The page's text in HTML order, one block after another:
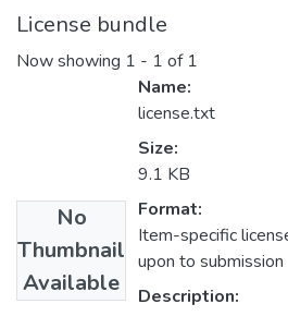
License bundle
Now showing 1 - 1 of 1
No
Thumbnail
Available
Name:
license.txt
Size:
9.1 KB
Format:
Item-specific
upon to submission
Description: